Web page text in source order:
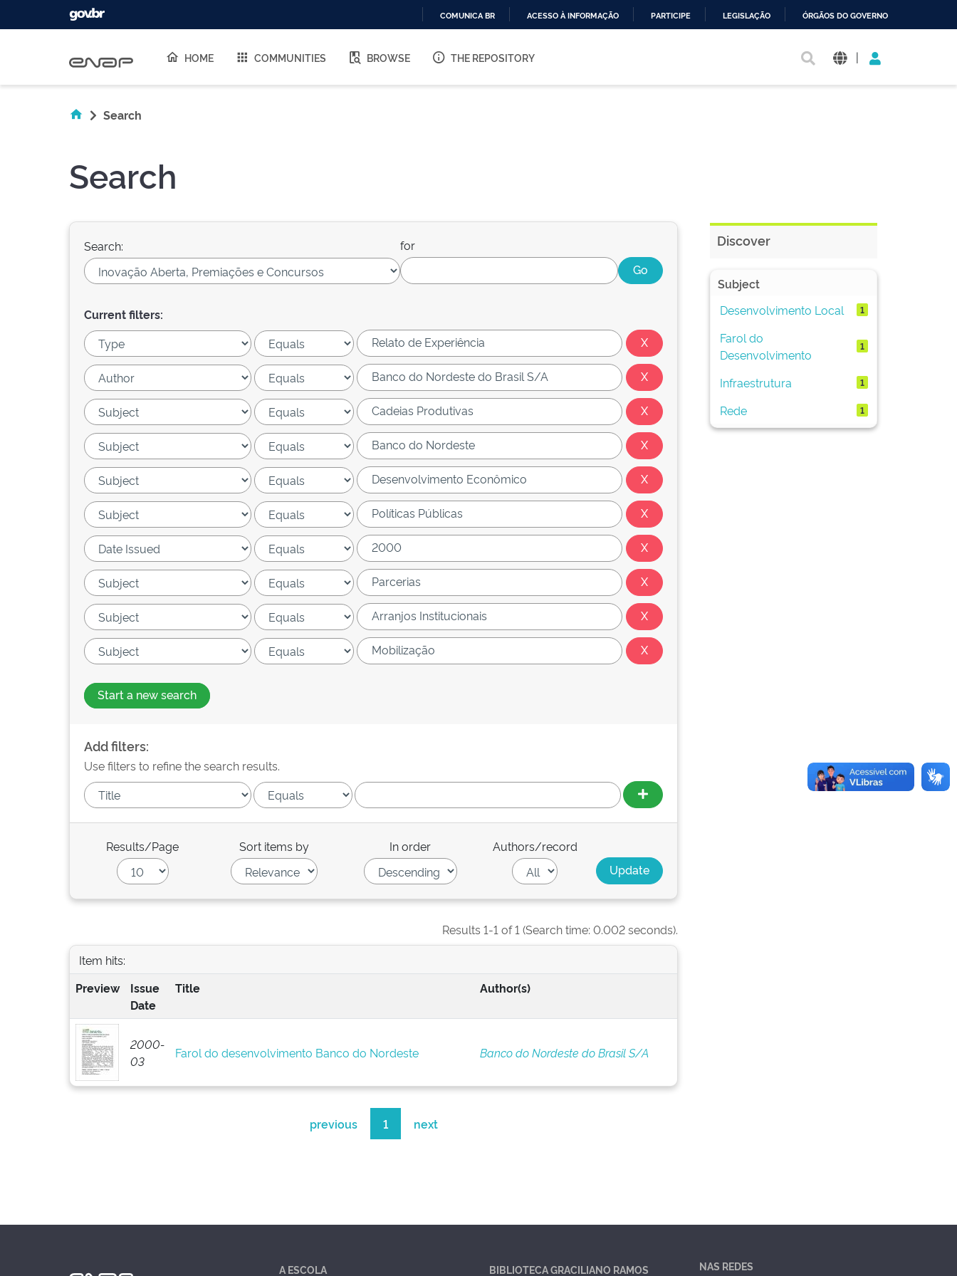
O
COMUNICA BR ACESSO À INFORMAÇÃO PARTICIPE LEGISLAÇÃO ÓRGÃOS DO GOVERNO
HOME COMMUNITIES BROWSE THE REPOSITORY |
Search
Search
Search: for
Current filters:
Start a new search
Add filters:
Use filters to refine the search results.
Results/Page Sort items by In order Authors/record
Results 1-1 of 1 (Search time: 0.002 seconds).
Item hits:
Preview
Issue
Date
Title Author(s)
2000-
03
Farol do desenvolvimento Banco do Nordeste Banco do Nordeste do Brasil S/A
previous 1 next
Discover
Subject
Desenvolvimento Local
1
Farol do
Desenvolvimento
1
Infraestrutura 1
Rede 1
A ESCOLA BIBLIOTECA GRACILIANO RAMOS NAS REDES